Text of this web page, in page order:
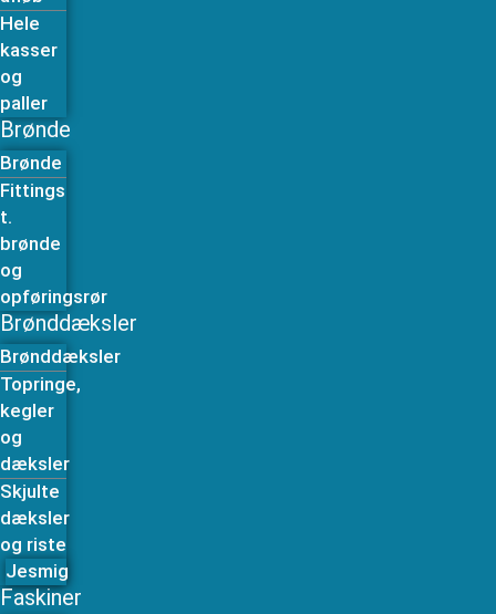
Hele
kasser
og
paller
Brønde
Brønde
Fittings
t.
brønde
og
opføringsrør
Brønddæksler
Brønddæksler
Topringe,
kegler
og
dæksler
Skjulte
dæksler
og riste
Jesmig
Faskiner